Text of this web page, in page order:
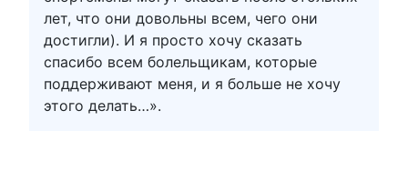
лет, что они довольны всем, чего они
достигли). И я просто хочу сказать
спасибо всем болельщикам, которые
поддерживают меня, и я больше не хочу
этого делать…».